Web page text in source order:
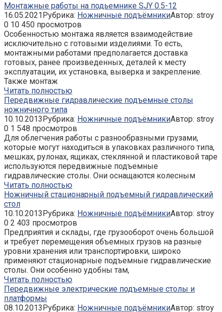
Монтажные работы на подьемнике SJY 0.5-12
16.05.2021Рубрика: Ножничные подъёмникиАвтор: stroy
0 10 450 просмотров
Особенностью монтажа является взаимодействие
исключительно с готовыми изделиями. То есть,
монтажными работами предполагается доставка
готовых, ранее произведенных, деталей к месту
эксплуатации, их установка, выверка и закрепление.
Также монтаж
Читать полностью
Передвижные гидравлические подъемные столы
ножничного типа
10.10.2013Рубрика: Ножничные подъёмникиАвтор: stroy
0 1 548 просмотров
Для облегчения работы с разнообразными грузами,
которые могут находиться в упаковках различного типа,
мешках, рулонах, ящиках, стеклянной и пластиковой таре
используются передвижные подъемные
гидравлические столы. Они оснащаются колесным
Читать полностью
Ножничный стационарный подъемный гидравлический
стол
10.10.2013Рубрика: Ножничные подъёмникиАвтор: stroy
0 2 403 просмотров
Предприятия и склады, где грузооборот очень большой
и требует перемещения объемных грузов на разные
уровни хранения или транспортировки, широко
применяют стационарные подъемные гидравлические
столы. Они особенно удобны там,
Читать полностью
Передвижные электрические подъемные столы и
платформы
08.10.2013Рубрика: Ножничные подъёмникиАвтор: stroy